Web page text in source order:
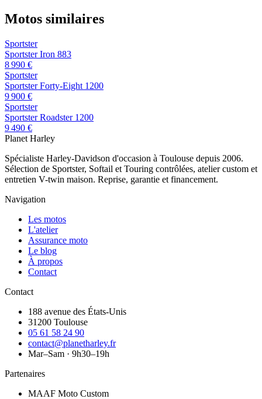
Motos similaires
Sportster
Sportster Iron 883
8 990 €
Sportster
Sportster Forty-Eight 1200
9 900 €
Sportster
Sportster Roadster 1200
9 490 €
Planet Harley
Spécialiste Harley-Davidson d'occasion à Toulouse depuis 2006.
Sélection de Sportster, Softail et Touring contrôlées, atelier custom et
entretien V-twin maison. Reprise, garantie et financement.
Navigation
Les motos
L'atelier
Assurance moto
Le blog
À propos
Contact
Contact
188 avenue des États-Unis
31200 Toulouse
05 61 58 24 90
contact@planetharley.fr
Mar–Sam · 9h30–19h
Partenaires
MAAF Moto Custom